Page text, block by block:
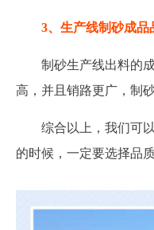
3、生产线制砂成品
制砂生产线出料的
高，并且销路更广，制
综合以上，我们可
的时候，一定要选择品